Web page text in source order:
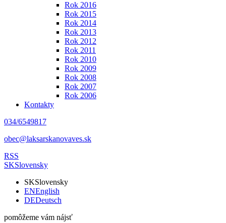
Rok 2016
Rok 2015
Rok 2014
Rok 2013
Rok 2012
Rok 2011
Rok 2010
Rok 2009
Rok 2008
Rok 2007
Rok 2006
Kontakty
034/6549817
obec@laksarskanovaves.sk
RSS
SKSlovensky
SKSlovensky
ENEnglish
DEDeutsch
pomôžeme vám nájsť